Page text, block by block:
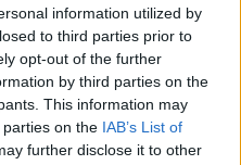
information utilized by
to third parties prior to
opt-out of the further
by third parties on the
This information may
on the IAB’s List of
further disclose it to other